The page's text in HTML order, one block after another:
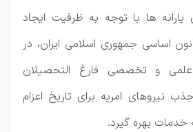
ها با توجه به ظرفیت ایجاد
در اصل ۱۴۷ قانون اساسی جمهوری اسلامی ایران، در
علمی و تخصصی فارغ‌ التحصیلان
نیروهای امریه برای تاریخ اعزام